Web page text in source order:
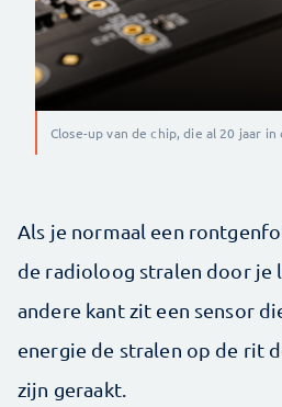
Close-up van de chip, die al 20 jaar
Als je normaal een
de radioloog stralen door je
andere kant zit een sensor
energie de stralen op de rit
zijn geraakt.